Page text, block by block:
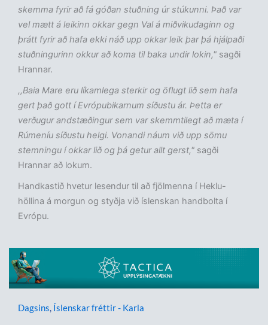
skemma fyrir að fá góðan stuðning úr stúkunni. Það var
vel mætt á leikinn okkar gegn Val á miðvikudaginn og
þrátt fyrir að hafa ekki náð upp okkar leik þar þá hjálpaði
stuðningurinn okkur að koma til baka undir lokin," sagði
Hrannar.
,,Baia Mare eru líkamlega sterkir og öflugt lið sem hafa
gert það gott í Evrópubikarnum síðustu ár. Þetta er
verðugur andstæðingur sem var skemmtilegt að mæta í
Rúmeníu síðustu helgi. Vonandi náum við upp sömu
stemningu í okkar lið og þá getur allt gerst," sagði
Hrannar að lokum.
Handkastið hvetur lesendur til að fjölmenna í Heklu-
höllina á morgun og styðja við íslenskan handbolta í
Evrópu.
Dagsins, Íslenskar fréttir - Karla